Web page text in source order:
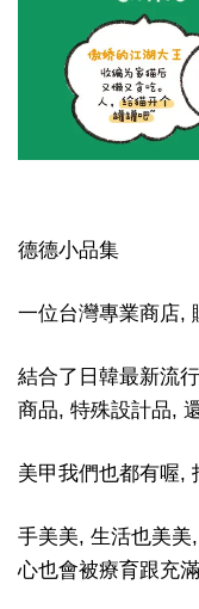
德德小品集
一位台灣專業商店,
結合了日韓最新流
商品, 特殊設計品,
美甲我們也都有喔,
手美美, 生活也美
心也會被療育跟充